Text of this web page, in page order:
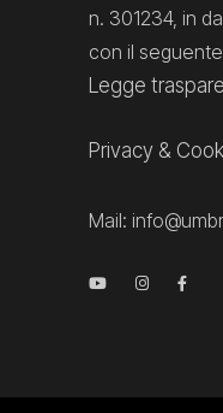
n. 301234, in
con il
Legge
Privacy &
Mail: